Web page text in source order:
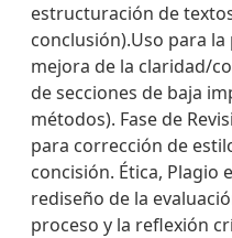
estructuración de
conclusión).Uso para
mejora de la claridad/
de secciones de baja
métodos). Fase de
para corrección de
concisión. Ética, Plagio
rediseño de la
proceso y la reflexión